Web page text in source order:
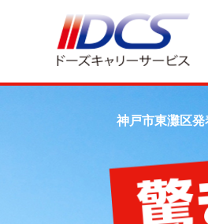
神戸市東灘区